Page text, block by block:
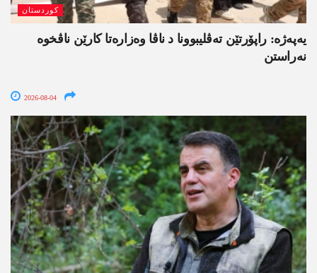
کوردستان
یەپەژە: راپۆرتێن تەڤلیبوونا د ناڤا وەزارەتا کارێن ناڤخوە
نەراستن
2026-08-04